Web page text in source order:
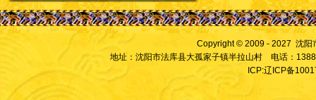
Copyright © 2009 - 2027 沈阳
地址：沈阳市法库县大孤家子镇半拉山村 电话：
ICP:辽ICP备